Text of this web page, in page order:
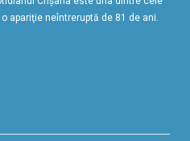
apariţie neîntreruptă de 81 de ani.